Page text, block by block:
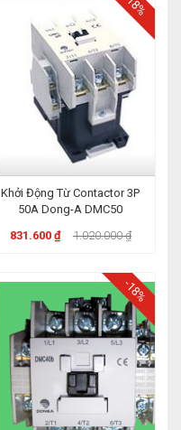
Khởi Động Từ Contactor 3P
50A Dong-A DMC50
831.600 ₫
1.020.000 ₫
-18%